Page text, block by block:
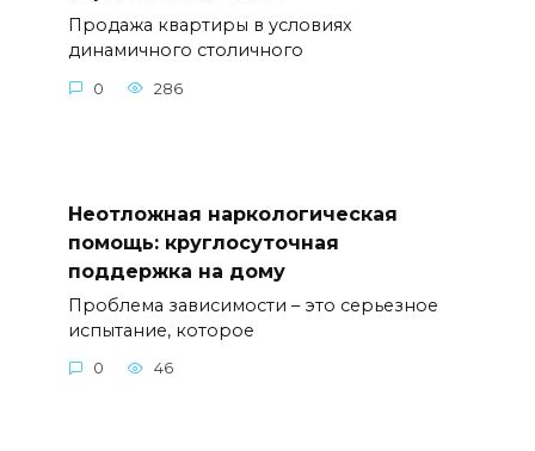
Продажа квартиры в условиях
динамичного столичного
0 286
Неотложная наркологическая
помощь: круглосуточная
поддержка на дому
Проблема зависимости – это серьезное
испытание, которое
0 46